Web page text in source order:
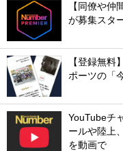
【同僚や仲
が募集スタ
【登録無料
ポーツの「
YouTubeチ
ールや陸上
を動画で